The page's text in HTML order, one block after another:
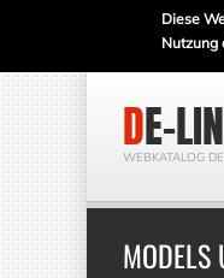
Diese
Nutzung
DE-
WEBKATALOG
MODELS